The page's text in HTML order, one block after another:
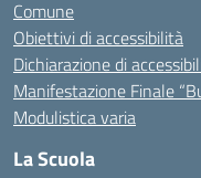
Comune
Obiettivi di accessibilità
Dichiarazione di
Manifestazione Finale
Modulistica varia
La Scuola